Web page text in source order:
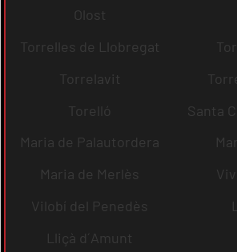
Olost
Torrelles de Llobregat
Torrelavit
Torelló
Santa
Maria de Palautordera
Maria de Merlès
Vilobí del Penedès
Lliçà d´Amunt